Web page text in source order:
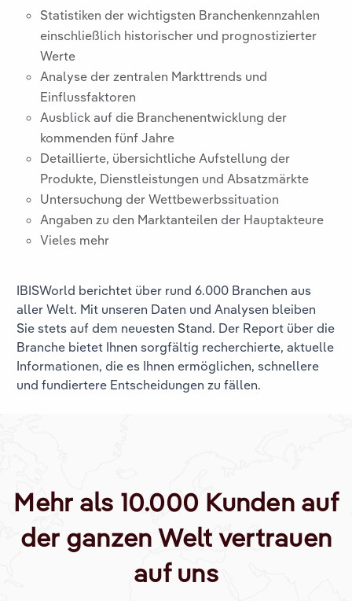
Statistiken der wichtigsten Branchenkennzahlen
einschließlich historischer und prognostizierter
Werte
Analyse der zentralen Markttrends und
Einflussfaktoren
Ausblick auf die Branchenentwicklung der
kommenden fünf Jahre
Detaillierte, übersichtliche Aufstellung der
Produkte, Dienstleistungen und Absatzmärkte
Untersuchung der Wettbewerbssituation
Angaben zu den Marktanteilen der Hauptakteure
Vieles mehr
IBISWorld berichtet über rund 6.000 Branchen aus
aller Welt. Mit unseren Daten und Analysen bleiben
Sie stets auf dem neuesten Stand. Der Report über die
Branche bietet Ihnen sorgfältig recherchierte, aktuelle
Informationen, die es Ihnen ermöglichen, schnellere
und fundiertere Entscheidungen zu fällen.
Mehr als 10.000 Kunden auf
der ganzen Welt vertrauen
auf uns